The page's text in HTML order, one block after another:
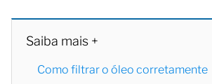
Saiba mais +
Como filtrar o óleo corretamente